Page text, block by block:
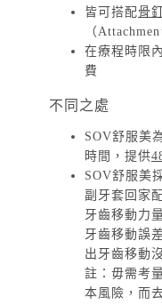
皆可搭配骨釘
（
在療程時限
費
不同之處
SOV舒服美
時間，提供
SOV舒服美
副牙套回家
牙齒移動力
牙齒移動誤
出牙齒移動
註：毋需考
本風險，而